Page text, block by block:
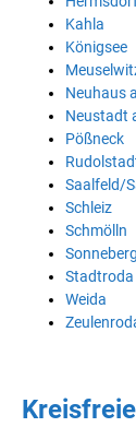
Kahla
Königsee
Neuhaus
Neustadt
Pößneck
Saalfeld/
Schleiz
Schmölln
Sonneberg
Stadtroda
Weida